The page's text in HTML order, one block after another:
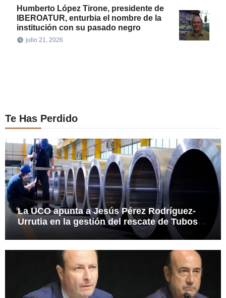
Humberto López Tirone, presidente de
IBEROATUR, enturbia el nombre de la
institución con su pasado negro
julio 21, 2026
Te Has Perdido
La UCO apunta a Jesús Pérez Rodríguez-
Urrutia en la gestión del rescate de Tubos
Reunidos